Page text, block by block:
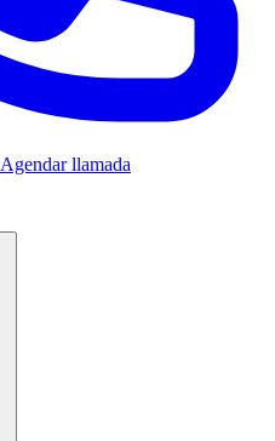
Agendar llamada